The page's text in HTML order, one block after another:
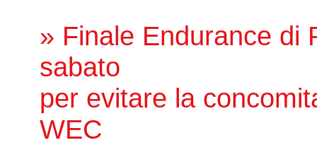
» Finale Endurance di
sabato
per evitare la
WEC